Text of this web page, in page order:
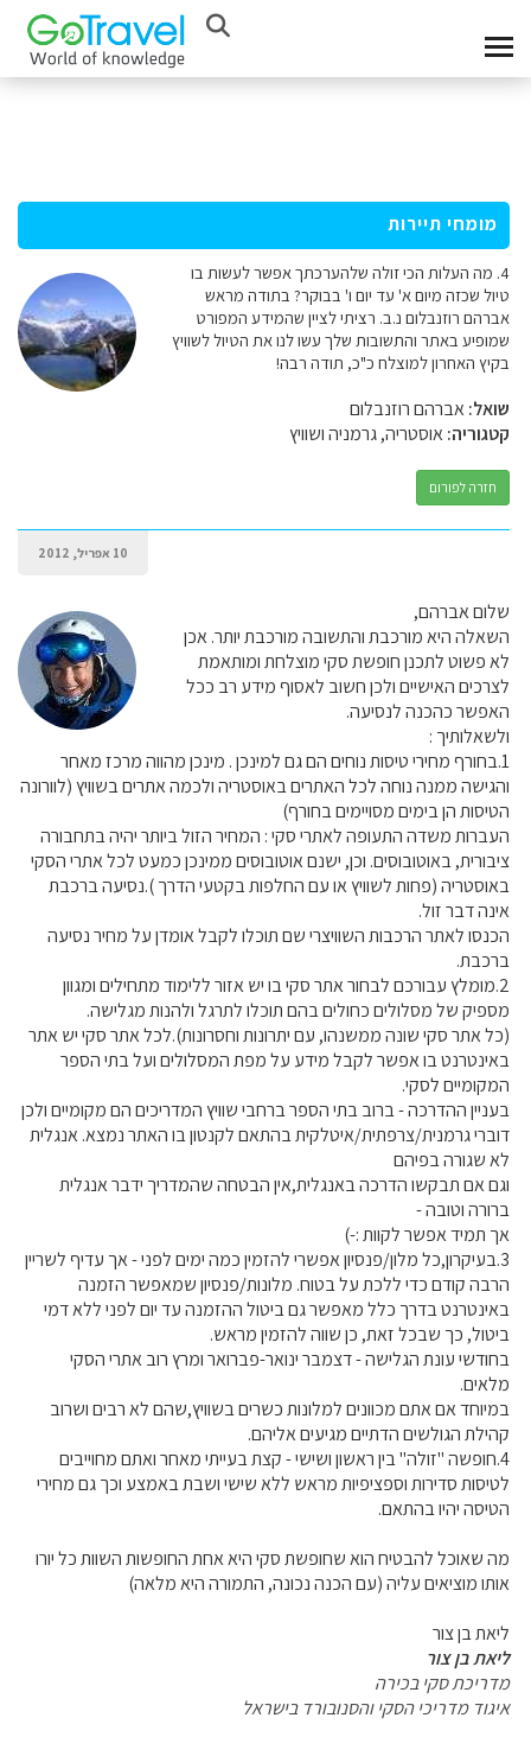
מומחי תיירות
4. מה העלות הכי זולה שלהערכתך אפשר לעשות בו
טיול שכזה מיום א' עד יום ו' בבוקר? בתודה מראש
אברהם רוזנבלום נ.ב. רציתי לציין שהמידע המפורט
שמופיע באתר והתשובות שלך עשו לנו את הטיול לשוויץ
בקיץ האחרון למוצלח כ"כ, תודה רבה!
שואל:אברהם רוזנבלום
קטגוריה:אוסטריה, גרמניה ושוויץ
חזרה לפורום
10 אפריל, 2012
שלום אברהם,
השאלה היא מורכבת והתשובה מורכבת יותר. אכן
לא פשוט לתכנן חופשת סקי מוצלחת ומותאמת
לצרכים האישיים ולכן חשוב לאסוף מידע רב ככל
האפשר כהכנה לנסיעה.
ולשאלותיך :
1.בחורף מחירי טיסות נוחים הם גם למינכן . מינכן מהווה מרכז מאחר
והגישה ממנה נוחה לכל האתרים באוסטריה ולכמה אתרים בשוויץ (לוורונה
הטיסות הן בימים מסויימים בחורף)
העברות משדה התעופה לאתרי סקי : המחיר הזול ביותר יהיה בתחבורה
ציבורית, באוטובוסים. וכן, ישנם אוטובוסים ממינכן כמעט לכל אתרי הסקי
באוסטריה (פחות לשוויץ או עם החלפות בקטעי הדרך ).נסיעה ברכבת
אינה דבר זול.
הכנסו לאתר הרכבות השוויצרי שם תוכלו לקבל אומדן על מחיר נסיעה
ברכבת.
2.מומלץ עבורכם לבחור אתר סקי בו יש אזור ללימוד מתחילים ומגוון
מספיק של מסלולים כחולים בהם תוכלו לתרגל ולהנות מגלישה.
(כל אתר סקי שונה ממשנהו, עם יתרונות וחסרונות).לכל אתר סקי יש אתר
באינטרנט בו אפשר לקבל מידע על מפת המסלולים ועל בתי הספר
המקומיים לסקי.
בעניין ההדרכה - ברוב בתי הספר ברחבי שוויץ המדריכים הם מקומיים ולכן
דוברי גרמנית/צרפתית/איטלקית בהתאם לקנטון בו האתר נמצא. אנגלית
לא שגורה בפיהם
וגם אם תבקשו הדרכה באנגלית,אין הבטחה שהמדריך ידבר אנגלית
ברורה וטובה -
אך תמיד אפשר לקוות :-)
3.בעיקרון,כל מלון/פנסיון אפשרי להזמין כמה ימים לפני - אך עדיף לשריין
הרבה קודם כדי ללכת על בטוח. מלונות/פנסיון שמאפשר הזמנה
באינטרנט בדרך כלל מאפשר גם ביטול ההזמנה עד יום לפני ללא דמי
ביטול, כך שבכל זאת, כן שווה להזמין מראש.
בחודשי עונת הגלישה - דצמבר ינואר-פברואר ומרץ רוב אתרי הסקי
מלאים.
במיוחד אם אתם מכוונים למלונות כשרים בשוויץ,שהם לא רבים ושרוב
קהילת הגולשים הדתיים מגיעים אליהם.
4.חופשה "זולה" בין ראשון ושישי - קצת בעייתי מאחר ואתם מחוייבים
לטיסות סדירות וספציפיות מראש ללא שישי ושבת באמצע וכך גם מחירי
הטיסה יהיו בהתאם.
מה שאוכל להבטיח הוא שחופשת סקי היא אחת החופשות השוות כל יורו
אותו מוציאים עליה (עם הכנה נכונה, התמורה היא מלאה)
ליאת בן צור
ליאת בן צור
מדריכת סקי בכירה
איגוד מדריכי הסקי והסנובורד בישראל